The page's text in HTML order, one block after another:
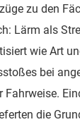
zu den
Lärm als
wie Art
bei
Fahrweise.
die